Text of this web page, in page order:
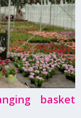
basket